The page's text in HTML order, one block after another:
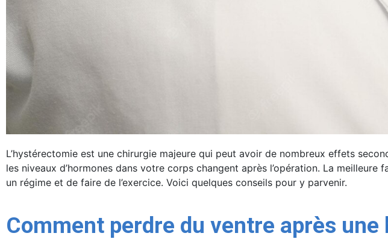
L’hystérectomie est une chirurgie majeure qui peut avoir de nombreux effets
les niveaux d’hormones dans votre corps changent après l’opération. La
un régime et de faire de l’exercice. Voici quelques conseils pour y parvenir.
Comment perdre du ventre après